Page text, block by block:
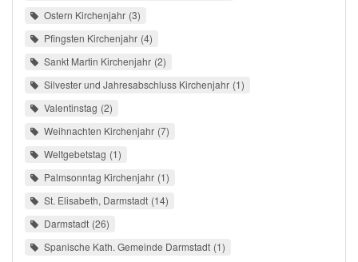
Ostern Kirchenjahr 3
Pfingsten Kirchenjahr 4
Sankt Martin Kirchenjahr 2
Silvester und Jahresabschluss Kirchenjahr 1
Valentinstag 2
Weihnachten Kirchenjahr 7
Weltgebetstag 1
Palmsonntag Kirchenjahr 1
St. Elisabeth, Darmstadt 14
Darmstadt 26
Spanische Kath. Gemeinde Darmstadt 1